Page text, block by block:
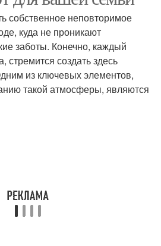
собственное неповторимое
куда не проникают
заботы. Конечно, каждый
стремится создать здесь
из ключевых элементов,
такой атмосферы, являются